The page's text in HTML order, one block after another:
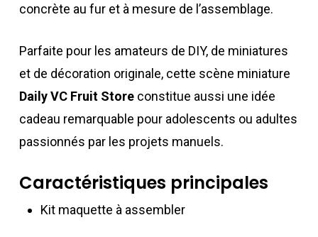
concrète au fur et à mesure de l’assemblage.
Parfaite pour les amateurs de DIY, de miniatures
et de décoration originale, cette scène miniature
Daily VC Fruit Storeconstitue aussi une idée
cadeau remarquable pour adolescents ou adultes
passionnés par les projets manuels.
Caractéristiques principales
Kit maquette à assembler